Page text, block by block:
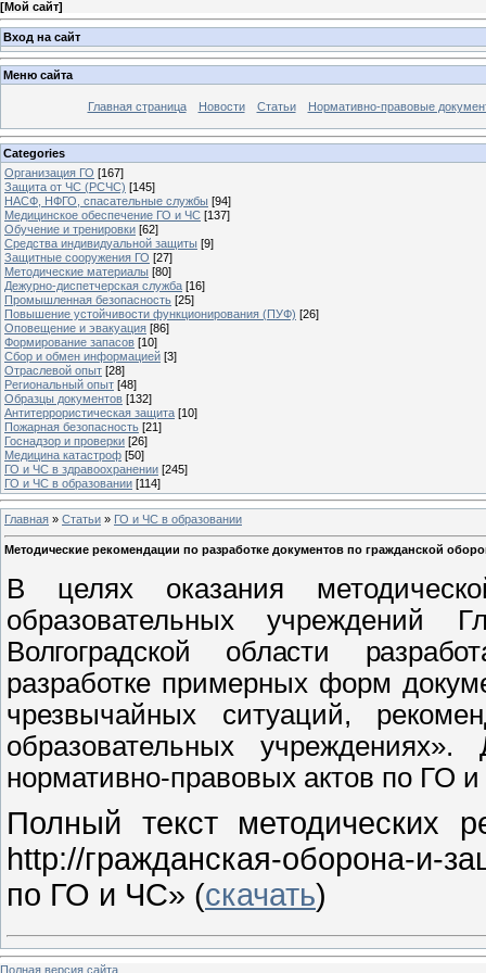
[Мой сайт]
Вход на сайт
Меню сайта
Главная страница Новости Статьи Нормативно-правовые
Categories
Организация ГО [167]
Защита от ЧС (РСЧС) [145]
НАСФ, НФГО, спасательные службы [94]
Медицинское обеспечение ГО и ЧС [137]
Обучение и тренировки [62]
Средства индивидуальной защиты [9]
Защитные сооружения ГО [27]
Методические материалы [80]
Дежурно-диспетчерская служба [16]
Промышленная безопасность [25]
Повышение устойчивости функционирования (ПУФ) [26]
Оповещение и эвакуация [86]
Формирование запасов [10]
Сбор и обмен информацией [3]
Отраслевой опыт [28]
Региональный опыт [48]
Образцы документов [132]
Антитеррористическая защита [10]
Пожарная безопасность [21]
Госнадзор и проверки [26]
Медицина катастроф [50]
ГО и ЧС в здравоохранении [245]
ГО и ЧС в образовании [114]
Главная » Статьи » ГО и ЧС в образовании
Методические рекомендации по разработке документов по гражданской
В целях оказания
образовательных учреждений
Волгоградской области
разработке примерных форм
чрезвычайных ситуаций,
образовательных
нормативно-правовых актов по ГО
Полный текст методических
http://гражданская-оборона-и-
по ГО и ЧС» (скачать)
Полная версия сайта